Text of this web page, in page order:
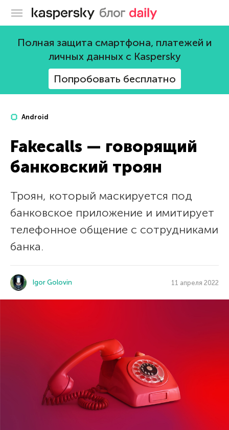
Блог Касперского
Полная защита смартфона, платежей и
личных данных с Kaspersky
Попробовать бесплатно
Android
Fakecalls — говорящий
банковский троян
Троян, который маскируется под
банковское приложение и имитирует
телефонное общение с сотрудниками
банка.
Igor Golovin 11 апреля 2022